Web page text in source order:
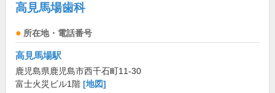
高見馬場歯科
所在地・電話番号
高見馬場駅
鹿児島県鹿児島市西千石町11-30
富士火災ビル1階 [地図]